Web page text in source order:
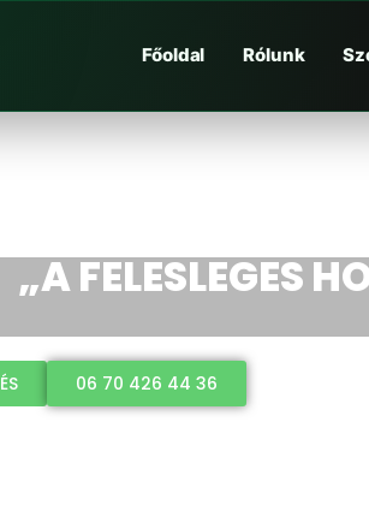
Főoldal Rólunk
„A FELESLEGES
06 70 426 44 36